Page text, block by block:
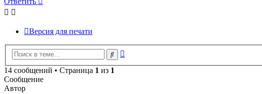
Версия для печати
Поиск
14 сообщений • Страница 1 из 1
Сообщение
Автор